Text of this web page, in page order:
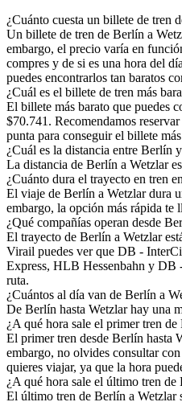
¿Cuánto cuesta un billete de tren
Un billete de tren de Berlín a
embargo, el precio varía en
compres y de si es una hora del
puedes encontrarlos tan baratos
¿Cuál es el billete de tren más
El billete más barato que puedes
$70.741. Recomendamos
punta para conseguir el billete
¿Cuál es la distancia entre Berlín
La distancia de Berlín a Wetzlar
¿Cuánto dura el trayecto en tren
El viaje de Berlín a Wetzlar dura
embargo, la opción más rápida te
¿Qué compañías operan desde
El trayecto de Berlín a Wetzlar
Virail puedes ver que DB -
Express, HLB Hessenbahn y DB
ruta.
¿Cuántos al día van de Berlín a
De Berlín hasta Wetzlar hay una
¿A qué hora sale el primer tren
El primer tren desde Berlín hasta
embargo, no olvides consultar
quieres viajar, ya que la hora
¿A qué hora sale el último tren de
El último tren de Berlín a Wetzlar